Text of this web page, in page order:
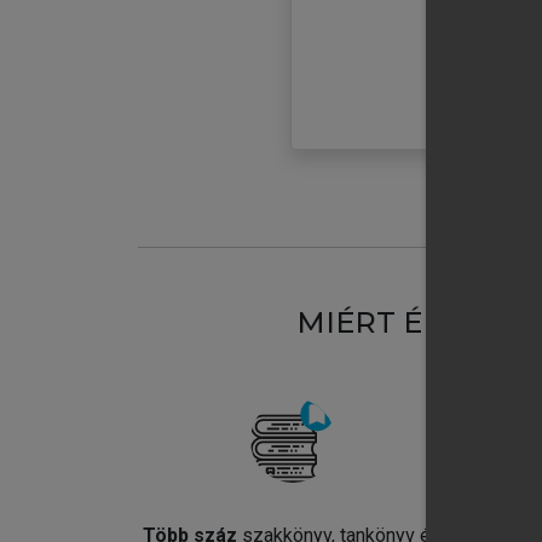
MIÉRT
Több száz szakkönyv, tankönyv és